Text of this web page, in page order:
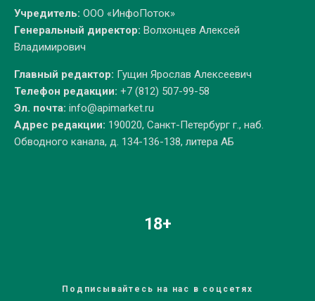
Учредитель: ООО «ИнфоПоток»
Генеральный директор: Волхонцев Алексей
Владимирович
Главный редактор: Гущин Ярослав Алексеевич
Телефон редакции: +7 (812) 507-99-58
Эл. почта: info@apimarket.ru
Адрес редакции: 190020, Санкт-Петербург г., наб.
Обводного канала, д. 134-136-138, литера АБ
18+
Подписывайтесь на нас в соцсетях